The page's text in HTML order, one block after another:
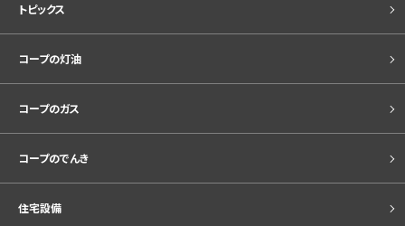
トピックス
コープの灯油
コープのガス
コープのでんき
住宅設備